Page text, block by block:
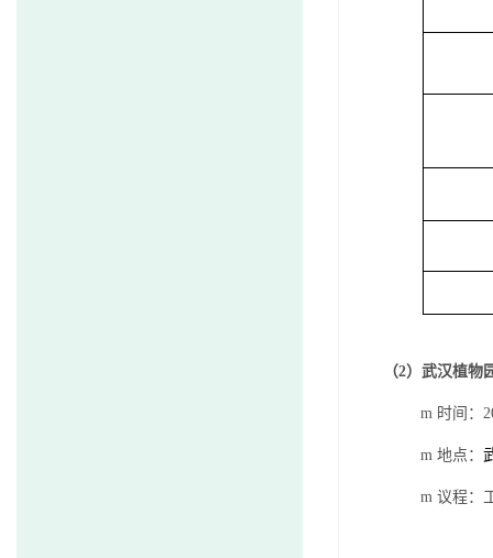
（2）武汉植物
m 时间：
m 地点：
m 议程：